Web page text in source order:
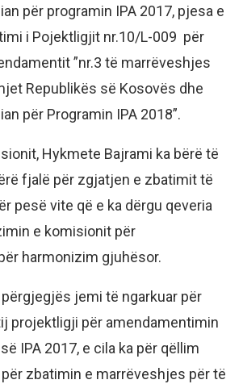
për programin IPA 2017, pjesa e
i Pojektligjit nr.10/L-009 për
”nr.3 të marrëveshjes
Republikës së Kosovës dhe
për Programin IPA 2018”.
Hykmete Bajrami ka bërë të
fjalë për zgjatjen e zbatimit të
pesë vite që e ka dërgu qeveria
e komisionit për
harmonizim gjuhësor.
jemi të ngarkuar për
projektligji për amendamentimin
IPA 2017, e cila ka për qëllim
zbatimin e marrëveshjes për të